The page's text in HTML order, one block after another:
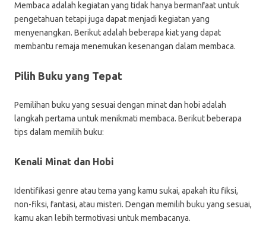
Membaca adalah kegiatan yang tidak hanya bermanfaat untuk
pengetahuan tetapi juga dapat menjadi kegiatan yang
menyenangkan. Berikut adalah beberapa kiat yang dapat
membantu remaja menemukan kesenangan dalam membaca.
Pilih Buku yang Tepat
Pemilihan buku yang sesuai dengan minat dan hobi adalah
langkah pertama untuk menikmati membaca. Berikut beberapa
tips dalam memilih buku:
Kenali Minat dan Hobi
Identifikasi genre atau tema yang kamu sukai, apakah itu fiksi,
non-fiksi, fantasi, atau misteri. Dengan memilih buku yang sesuai,
kamu akan lebih termotivasi untuk membacanya.